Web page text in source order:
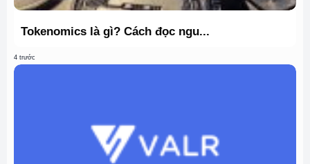
Tokenomics là gì? Cách đọc ngu...
4 trước